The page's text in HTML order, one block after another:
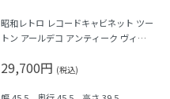
昭和レトロ レコードキャビネット ツー
トン アールデコ アンティーク ヴィン
29,700円 (税込)